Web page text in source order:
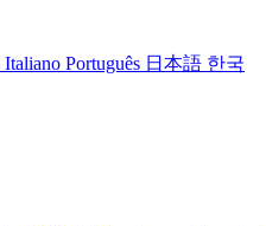
Italiano Português 日本語 한국